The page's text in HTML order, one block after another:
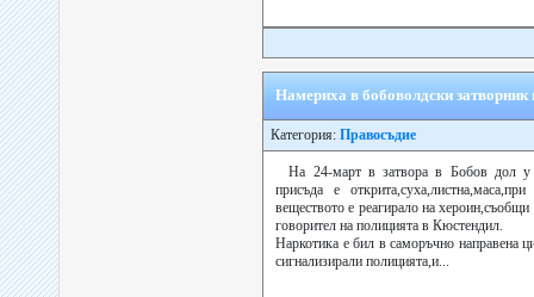
Намериха в бобоволдски затворник
Категория: Правосъдие
На 24-март в затвора в Бобов дол
присъда е
веществото е реагирало на
говорител на полицията в Кюстендил.
Наркотика е бил в саморъчно направена
сигнализирали полицията,и...